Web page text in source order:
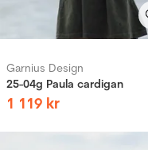
Garnius Design
25-04g Paula cardigan
1 119 kr